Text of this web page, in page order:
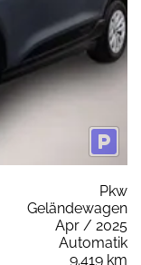
Pkw
Geländewagen
Apr / 2025
Automatik
9.419 km